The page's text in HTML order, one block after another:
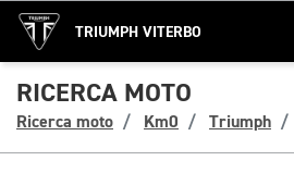
TRIUMPH VITERBO
RICERCA MOTO
Ricerca moto Km0 Triumph